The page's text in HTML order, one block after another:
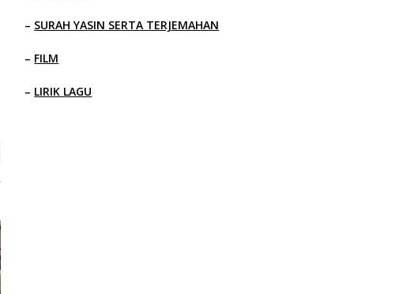
– SURAH YASIN SERTA TERJEMAHAN
– FILM
– LIRIK LAGU